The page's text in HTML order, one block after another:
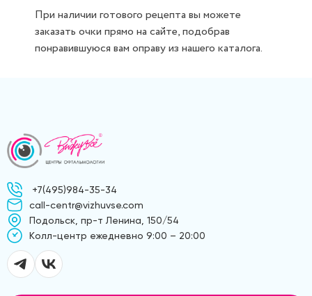
При наличии готового рецепта вы можете
заказать очки прямо на сайте, подобрав
понравившуюся вам оправу из нашего каталога.
+7(495)984-35-34
call-centr@vizhuvse.com
Подольск, пр-т Ленина, 150/54
Kолл-центр ежедневно 9:00 – 20:00